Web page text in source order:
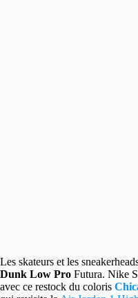
Les skateurs et les
Dunk Low Pro Futura. Nike
avec ce restock du coloris